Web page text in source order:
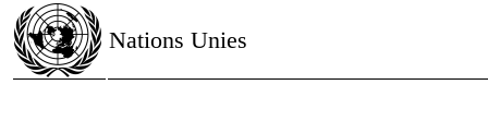
Nations Unies